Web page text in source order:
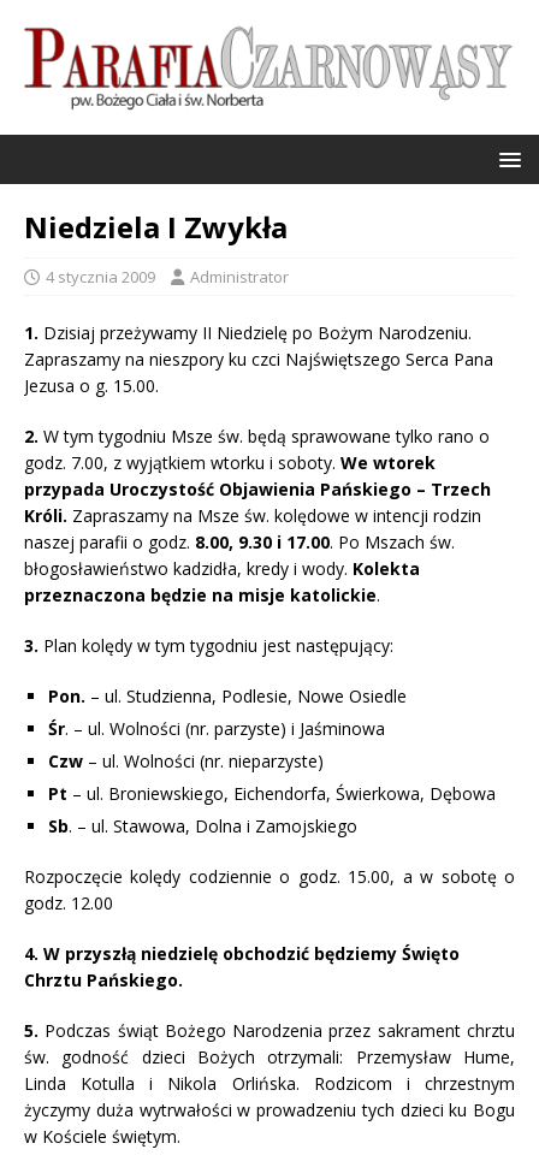
Niedziela I Zwykła
4 stycznia 2009 Administrator
1. Dzisiaj przeżywamy II Niedzielę po Bożym Narodzeniu.
Zapraszamy na nieszpory ku czci Najświętszego Serca Pana
Jezusa o g. 15.00.
2. W tym tygodniu Msze św. będą sprawowane tylko rano o
godz. 7.00, z wyjątkiem wtorku i soboty. We wtorek
przypada Uroczystość Objawienia Pańskiego – Trzech
Króli. Zapraszamy na Msze św. kolędowe w intencji rodzin
naszej parafii o godz. 8.00, 9.30 i 17.00. Po Mszach św.
błogosławieństwo kadzidła, kredy i wody. Kolekta
przeznaczona będzie na misje katolickie.
3. Plan kolędy w tym tygodniu jest następujący:
Pon. – ul. Studzienna, Podlesie, Nowe Osiedle
Śr. – ul. Wolności (nr. parzyste) i Jaśminowa
Czw – ul. Wolności (nr. nieparzyste)
Pt – ul. Broniewskiego, Eichendorfa, Świerkowa, Dębowa
Sb. – ul. Stawowa, Dolna i Zamojskiego
Rozpoczęcie kolędy codziennie o godz. 15.00, a w sobotę o
godz. 12.00
4. W przyszłą niedzielę obchodzić będziemy Święto
Chrztu Pańskiego.
5. Podczas świąt Bożego Narodzenia przez sakrament chrztu
św. godność dzieci Bożych otrzymali: Przemysław Hume,
Linda Kotulla i Nikola Orlińska. Rodzicom i chrzestnym
życzymy duża wytrwałości w prowadzeniu tych dzieci ku Bogu
w Kościele świętym.